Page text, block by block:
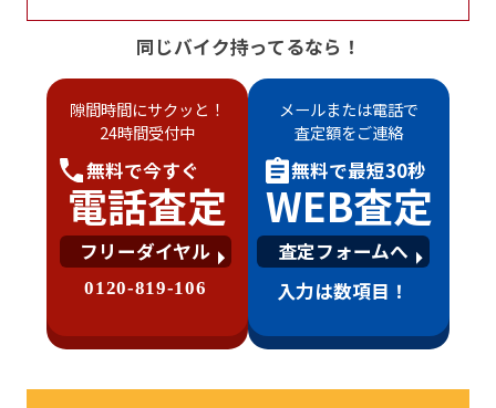
同じバイク持ってるなら！
隙間時間にサクッと！
24時間受付中
無料で今すぐ
電話査定
フリーダイヤル
0120-819-106
メールまたは電話で
査定額をご連絡
無料で最短30秒
WEB査定
査定フォームへ
入力は数項目！